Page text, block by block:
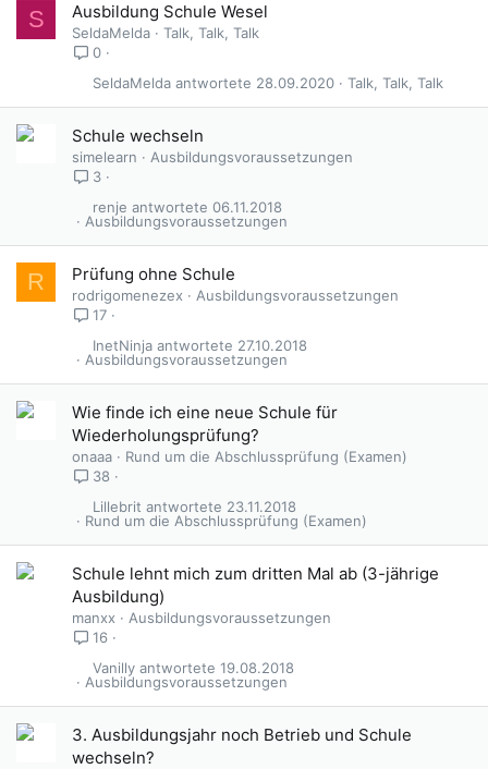
S Ausbildung Schule Wesel
SeldaMelda
Talk, Talk, Talk
0
Talk, Talk, Talk
28.09.2020
SeldaMelda
Schule wechseln
simelearn
Ausbildungsvoraussetzungen
3
Ausbildungsvoraussetzungen
06.11.2018
renje
R Prüfung ohne Schule
rodrigomenezex
Ausbildungsvoraussetzungen
17
Ausbildungsvoraussetzungen
27.10.2018
InetNinja
Wie finde ich eine neue Schule für
Wiederholungsprüfung?
onaaa
Rund um die Abschlussprüfung (Examen)
38
Rund um die Abschlussprüfung (Examen)
23.11.2018
Lillebrit
Schule lehnt mich zum dritten Mal ab (3-jährige
Ausbildung)
manxx
Ausbildungsvoraussetzungen
16
Ausbildungsvoraussetzungen
19.08.2018
Vanilly
3. Ausbildungsjahr noch Betrieb und Schule
wechseln?